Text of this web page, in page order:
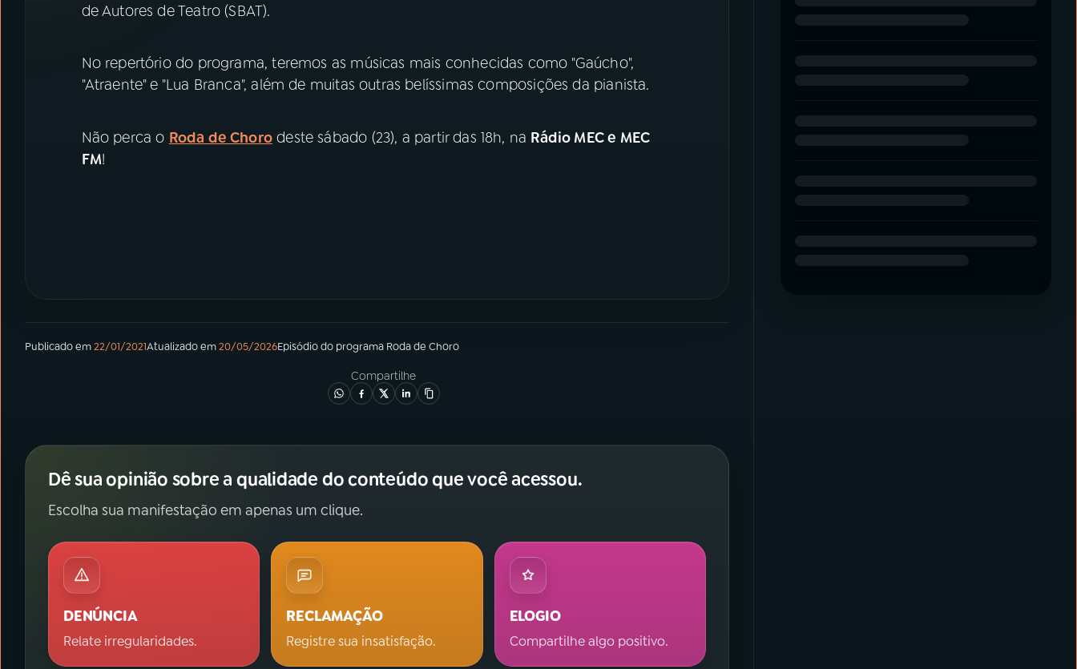
de Autores de Teatro (SBAT).
No repertório do programa, teremos as músicas mais conhecidas como "Gaúcho",
"Atraente" e "Lua Branca", além de muitas outras belíssimas composições da pianista.
Não perca o Roda de Choro deste sábado (23), a partir das 18h, na Rádio MEC e MEC
FM!
Publicado em22/01/2021Atualizado em20/05/2026Episódiodo programa Roda de Choro
Compartilhe
Dê sua opinião sobre a qualidade do conteúdo que você acessou.
Escolha sua manifestação em apenas um clique.
DENÚNCIA
Relate irregularidades.
RECLAMAÇÃO
Registre sua insatisfação.
ELOGIO
Compartilhe algo positivo.